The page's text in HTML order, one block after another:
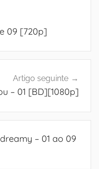
09 [720p]
Artigo seguinte
– 01 [BD][1080p]
– 01 ao 09